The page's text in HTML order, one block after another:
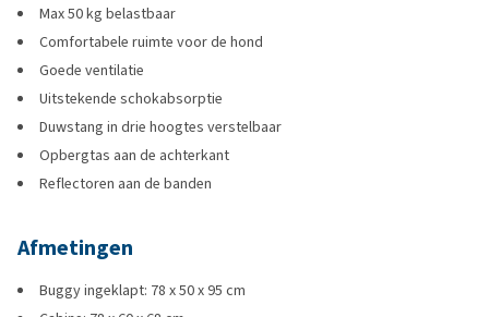
Max 50 kg belastbaar
Comfortabele ruimte voor de hond
Goede ventilatie
Uitstekende schokabsorptie
Duwstang in drie hoogtes verstelbaar
Opbergtas aan de achterkant
Reflectoren aan de banden
Afmetingen
Buggy ingeklapt: 78 x 50 x 95 cm